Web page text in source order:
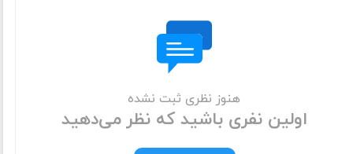
هنوز نظری ثبت نشده
اولین نفری باشید که نظر می‌دهید